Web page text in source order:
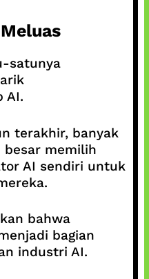
satunya
AI.
terakhir, banyak
besar memilih
AI sendiri untuk
bahwa
bagian
industri AI.